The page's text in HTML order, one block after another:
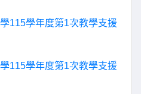
115學年度第1次教學支援
115學年度第1次教學支援